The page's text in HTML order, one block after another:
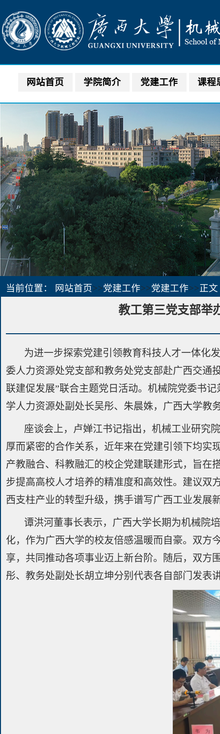
网站首页 学院简介 党建工作 课程
当前位置： 网站首页>>党建工作>>党建工作>>正文
教工第三党支部举
为进一步探索党建引领教育科技人才一体化
委人力资源处党支部和教务处党支部赴广西交通
联建促发展”联合主题党日活动。机械院党委书
学人力资源处副处长吴彤、朱晨姝，广西大学教
座谈会上，卢婵江书记指出，机械工业研究
厚而紧密的合作关系，近年来在党建引领下均实
产教融合、科教融汇的校企党建联建形式，旨在
步提高高校人才培养的精准度和高效性。建议双
西支柱产业的转型升级，携手谱写广西工业发展
谭洪河董事长表示，广西大学长期为机械院
化，作为广西大学的校友倍感温暖而自豪。双方
享，共同推动各项事业迈上新台阶。随后，双方
彤、教务处副处长胡立坤分别代表各自部门发表